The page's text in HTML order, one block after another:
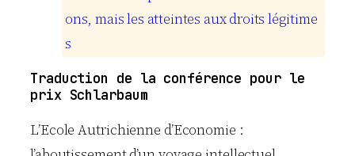
ons, maisles atteintes auxdroits légitime
s
Traduction de la conférence pour le
prix Schlarbaum
L’Ecole Autrichienne d’Economie :